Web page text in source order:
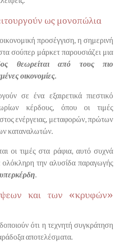
ως μονοπώλια
προσέγγιση, η σημερινή
σούπερ μάρκετ παρουσιάζει μια
θεωρείται από τους πιο
οικονομίες.
σε ένα εξαιρετικά πιεστικό
κέρδους, όπου οι τιμές
ενέργειας, μεταφορών, πρώτων
καταναλωτών.
οι τιμές στα ράφια, αυτό συχνά
την αλυσίδα παραγωγής
.
και των «κρυφών»
ότι η τεχνητή συγκράτηση
αποτελέσματα.